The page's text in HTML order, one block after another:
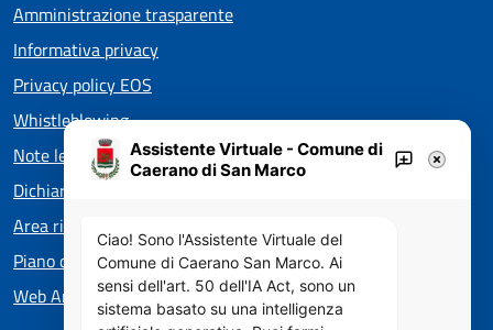
Amministrazione trasparente
Informativa privacy
Privacy policy EOS
Whistleblowing
Note legali
Dichiarazione di accessibilità
Area riservata Consiglieri
Piano di Miglioramento dei Servizi
Web Analytics Italia
Assistente Virtuale - Comune di
Caerano di San Marco
Ciao! Sono l'Assistente Virtuale del
Comune di Caerano San Marco. Ai
sensi dell'art. 50 dell'IA Act, sono un
sistema basato su una intelligenza